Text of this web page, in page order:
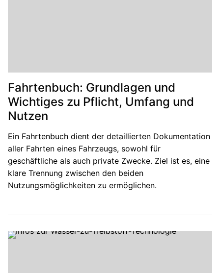
Fahrtenbuch: Grundlagen und
Wichtiges zu Pflicht, Umfang und
Nutzen
Ein Fahrtenbuch dient der detaillierten Dokumentation
aller Fahrten eines Fahrzeugs, sowohl für
geschäftliche als auch private Zwecke. Ziel ist es, eine
klare Trennung zwischen den beiden
Nutzungsmöglichkeiten zu ermöglichen.